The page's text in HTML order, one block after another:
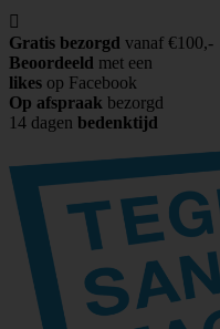

Gratis bezorgd vanaf €100,-
Beoordeeld met een
likes op Facebook
Op afspraak bezorgd
14 dagen bedenktijd